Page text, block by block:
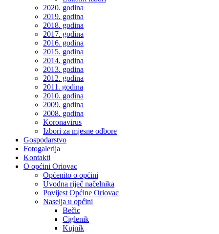
2020. godina
2019. godina
2018. godina
2017. godina
2016. godina
2015. godina
2014. godina
2013. godina
2012. godina
2011. godina
2010. godina
2009. godina
2008. godina
Koronavirus
Izbori za mjesne odbore
Gospodarstvo
Fotogalerija
Kontakti
O općini Oriovac
Općenito o općini
Uvodna riječ načelnika
Povijest Općine Oriovac
Naselja u općini
Bečic
Ciglenik
Kujnik